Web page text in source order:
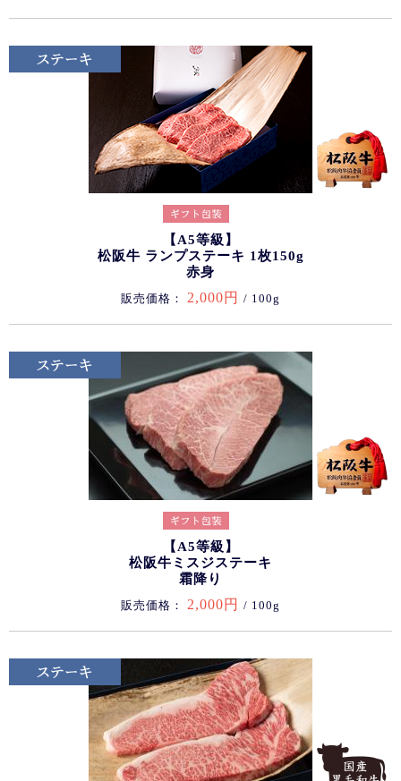
【A5等級】
松阪牛 ランプステーキ 1枚150g
赤身
販売価格： 2,000円 / 100g
【A5等級】
松阪牛ミスジステーキ
霜降り
販売価格： 2,000円 / 100g